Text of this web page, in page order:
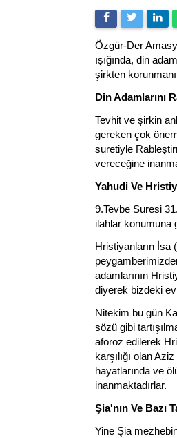
Özgür-Der
ışığında, din
şirkten
Din Adamlarını
Tevhit ve şirkin
gereken çok
suretiyle
vereceğine
Yahudi Ve
9.Tevbe Suresi
ilahlar konumuna
Hristiyanların İsa
adamlarının
diyerek bizdeki
Nitekim bu gün
sözü gibi
aforoz edilerek
karşılığı olan
hayatlarında ve
inanmaktadırlar.
Şia'nın Ve Bazı
Yine Şia